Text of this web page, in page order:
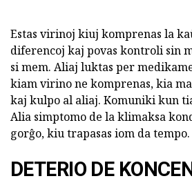
Estas virinoj kiuj komprenas la
diferencoj kaj povas kontroli sin
si mem. Aliaj luktas per
kiam virino ne komprenas, kia
kaj kulpo al aliaj. Komuniki kun
Alia simptomo de la klimaksa
gorĝo, kiu trapasas iom da tempo.
DETERIO DE